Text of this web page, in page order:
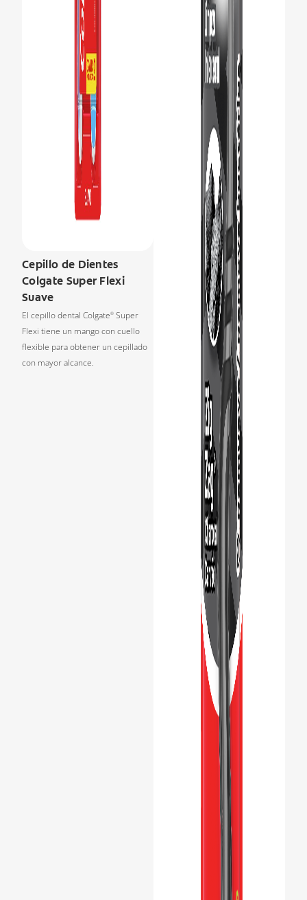
Cepillo de Dientes
Colgate Super Flexi
Suave
El cepillo dental Colgate® Super
Flexi tiene un mango con cuello
flexible para obtener un cepillado
con mayor alcance.